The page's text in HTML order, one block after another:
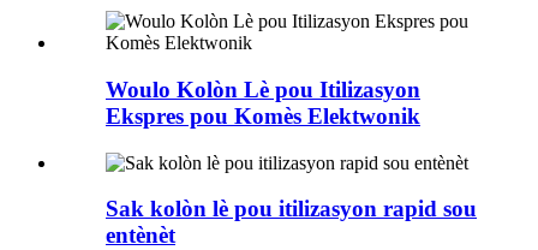
Woulo Kolòn Lè pou Itilizasyon
Ekspres pou Komès Elektwonik
Sak kolòn lè pou itilizasyon rapid sou
entènèt